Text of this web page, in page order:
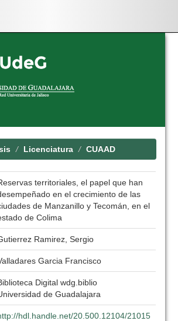
Licenciatura CUAAD
territoriales, el papel que han
en el crecimiento de las
de Manzanillo y Tecomán, en el
de Colima
Ramirez, Sergio
Garcia Francisco
Digital wdg.biblio
de Guadalajara
hdl.handle.net/20.500.12104/21015